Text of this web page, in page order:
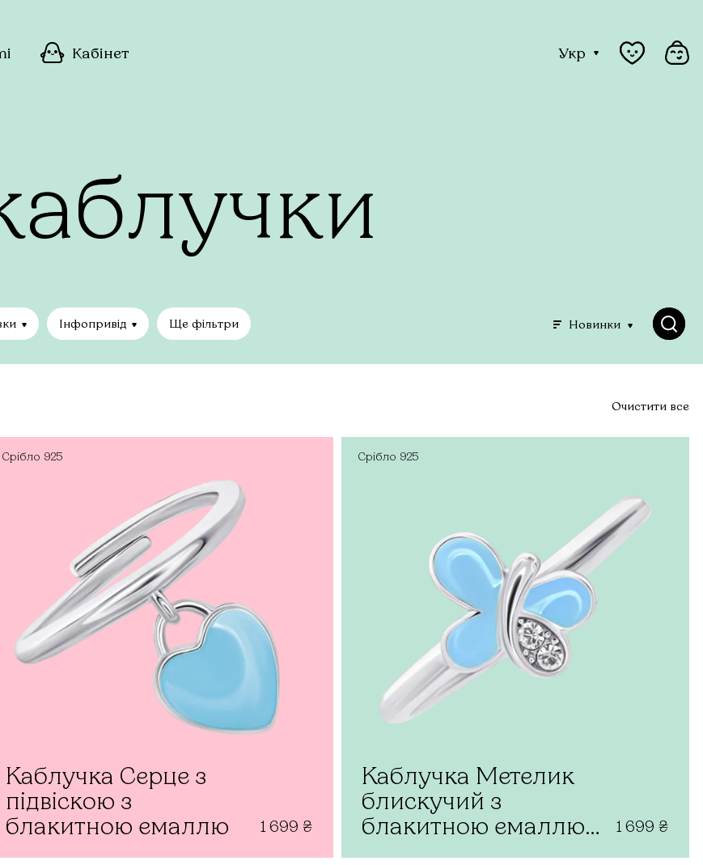
Кабінет Укр
Інфопривід Ще фільтри Новинки
Очистити все
Срібло 925
Каблучка Серце з
підвіскою з
блакитною емаллю
1 699 ₴
Срібло 925
Каблучка Метелик
блискучий з
блакитною емаллю
та фіанітами
1 699 ₴